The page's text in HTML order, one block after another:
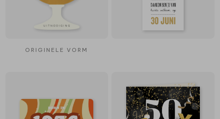
ORIGINELE VORM